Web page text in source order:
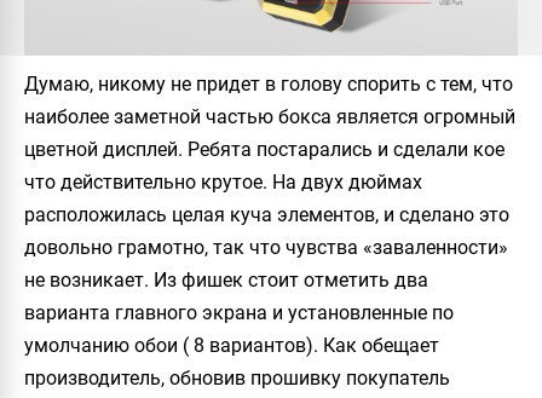
Думаю, никому не придет в голову спорить с тем, что
наиболее заметной частью бокса является огромный
цветной дисплей. Ребята постарались и сделали кое
что действительно крутое. На двух дюймах
расположилась целая куча элементов, и сделано это
довольно грамотно, так что чувства «заваленности»
не возникает. Из фишек стоит отметить два
варианта главного экрана и установленные по
умолчанию обои ( 8 вариантов). Как обещает
производитель, обновив прошивку покупатель